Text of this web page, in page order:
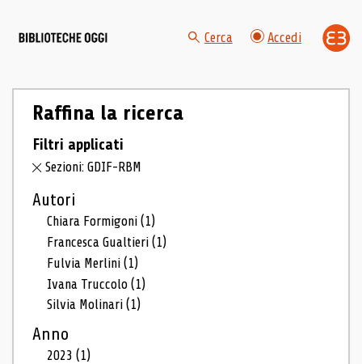
Cerca Accedi
Raffina la ricerca
Filtri applicati
Sezioni: GDIF-RBM
Autori
Chiara Formigoni(1)
Francesca Gualtieri(1)
Fulvia Merlini(1)
Ivana Truccolo(1)
Silvia Molinari(1)
Anno
2023(1)